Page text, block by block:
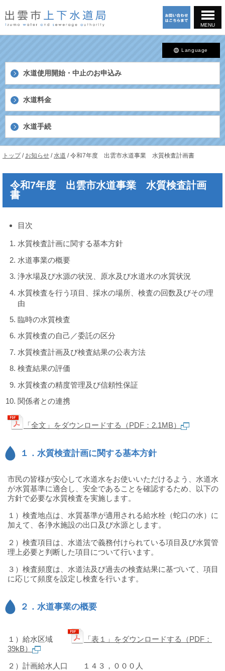
Language
水道使用開始・中止のお申込み
水道料金
水道手続
根
上
MENU
現
の
置：
トップ/ お知らせ /水道 /令和7年度 出雲市水道事業 水質検査計画書
令和7年度 出雲市水道事業 水質検査計画
書
目次
水質検査計画に関する基本方針
水道事業の概要
浄水場及び水源の状況、原水及び水道水の水質状況
水質検査を行う項目、採水の場所、検査の回数及びその理
由
臨時の水質検査
水質検査の自己／委託の区分
水質検査計画及び検査結果の公表方法
検査結果の評価
水質検査の精度管理及び信頼性保証
関係者との連携
「全文」をダウンロードする（PDF：2.1MB）
１．水質検査計画に関する基本方針
市民の皆様が安心して水道水をお使いいただけるよう、水道水
が水質基準に適合し、安全であることを確認するため、以下の
方針で必要な水質検査を実施します。
１）検査地点は、水質基準が適用される給水栓（蛇口の水）に
加えて、各浄水施設の出口及び水源とします。
２）検査項目は、水道法で義務付けられている項目及び水質管
理上必要と判断した項目について行います。
３）検査頻度は、水道法及び過去の検査結果に基づいて、項目
に応じて頻度を設定し検査を行います。
２．水道事業の概要
１）給水区域
「表１」をダウンロードする（PDF：
39kB）
２）計画給水人口 １４３，０００人